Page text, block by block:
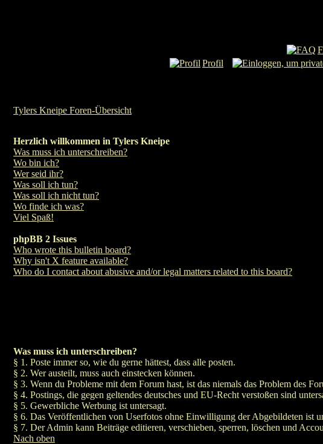
Profil
Tylers Kneipe Foren-Übersicht
Herzlich willkommen in Tylers Kneipe
Was muss ich unterschreiben?
Wo bin ich?
Wer seid ihr?
Was soll ich tun?
Was soll ich nicht tun?
Wo finde ich was?
Viel Spaß!
phpBB 2 Issues
Who wrote this bulletin board?
Why isn't X feature available?
Who do I contact about abusive and/or legal matters related to this board?
Was muss ich unterschreiben?
§ 1. Poste immer so, wie du gerne hättest, dass alle posten.
§ 2. Wer austeilt, muss auch einstecken können.
§ 3. Wenn du Probleme mit dem Forum hast, ist das niemals das Problem des
§ 4. Postings, die gegen geltendes deutsches und EU-Recht verstoßen sind
§ 5. Gewerbliche Werbung ist untersagt.
§ 6. Das Veröffentlichen von Userfotos ohne Einwilligung der Abgebildeten ist
§ 7. Der Admin kann Beiträge editieren, verschieben, sperren, löschen und
Nach oben